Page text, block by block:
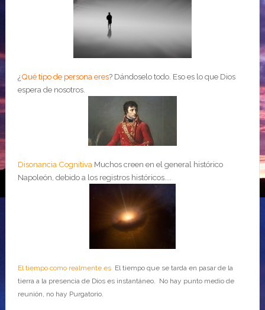
¿Qué tipo de persona eres? Dándoselo todo. Eso es lo que Dios
espera de nosotros.
Disonancia Cognitiva Muchos creen en el general histórico
Napoleón, debido a los registros históricos....
El tiempo como realmente esEl tiempo que se tarda en pasar de la
tierra a la presencia de Dios es instantáneo. No hay punto medio de
reunión, no hay Purgatorio.